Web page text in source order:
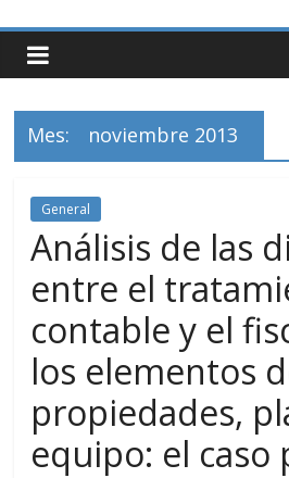
Mes: noviembre 2013
General
Análisis de las
entre el
contable y el
los elementos
propiedades,
equipo: el caso